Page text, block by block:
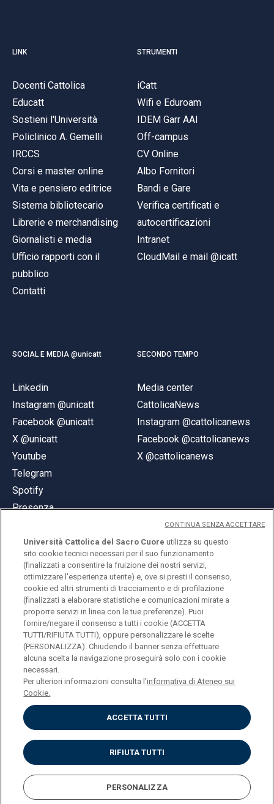
LINK
Docenti Cattolica
Educatt
Sostieni l'Università
Policlinico A. Gemelli
IRCCS
Corsi e master online
Vita e pensiero editrice
Sistema bibliotecario
Librerie e merchandising
Giornalisti e media
Ufficio rapporti con il
pubblico
Contatti
STRUMENTI
iCatt
Wifi e Eduroam
IDEM Garr AAI
Off-campus
CV Online
Albo Fornitori
Bandi e Gare
Verifica certificati e
autocertificazioni
Intranet
CloudMail e mail @icatt
SOCIAL E MEDIA @unicatt
Linkedin
Instagram @unicatt
Facebook @unicatt
X @unicatt
Youtube
Telegram
Spotify
Presenza
SECONDO TEMPO
Media center
CattolicaNews
Instagram @cattolicanews
Facebook @cattolicanews
X @cattolicanews
© Università Cattolica del Sacro Cuore
Largo A. Gemelli 1, 20123 Milano
PI 02133120150
ENGLISH
Privacy
Accessibilità
Cookies
Impostazione Cookies
Università Cattolica del Sacro Cuore utilizza su questo
sito cookie tecnici necessari per il suo funzionamento
(finalizzati a consentire la fruizione dei nostri servizi,
ottimizzare l'esperienza utente) e, ove si presti il consenso,
cookie ed altri strumenti di tracciamento e di profilazione
(finalizzati a elaborare statistiche e comunicazioni mirate a
proporre servizi in linea con le tue preferenze). Puoi
fornire/negare il consenso a tutti i cookie (ACCETTA
TUTTI/RIFIUTA TUTTI), oppure personalizzare le scelte
(PERSONALIZZA). Chiudendo il banner senza effettuare
alcuna scelta la navigazione proseguirà solo con i cookie
necessari.
Per ulteriori informazioni consulta l'informativa di Ateneo sui
Cookie.
ACCETTA TUTTI
RIFIUTA TUTTI
PERSONALIZZA
CONTINUA SENZA ACCETTARE